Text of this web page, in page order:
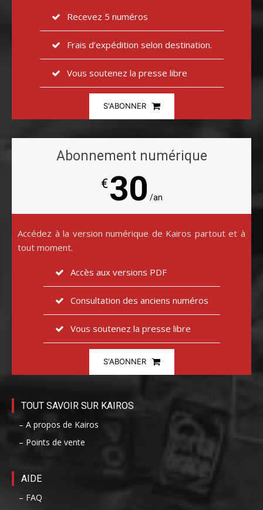
Recevez 5 numéros
Frais d’expédition selon destination.
Vous soutenez la presse libre
S'ABONNER
Abonnement numérique
€30 /an
Accédez à la version numérique de Kairos partout et à
tout moment.
Accès aux versions PDF
Consultation des anciens numéros
Vous soutenez la presse libre
S'ABONNER
TOUT SAVOIR SUR KAIROS
– A propos de Kairos
– Points de vente
AIDE
– FAQ